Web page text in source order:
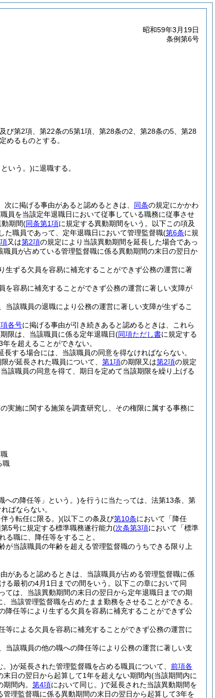
昭和59年3月19日
条例第6号
び第2項、第22条の5第1項、第28条の2、第28条の5、第28
めるものとする。
いう。)に退職する。
に掲げる事由があると認めるときは、 同条の規定にかかわ
員を当該定年退職日において従事している職務に従事させ
期間(同条第1項に規定する異動期間をいう。以下この項及
た職員であって、定年退職日において管理監督職(第6条に規
又は第2項の規定により当該異動期間を延長した場合であっ
員が占めている管理監督職に係る異動期間の末日の翌日か
生ずる欠員を容易に補充することができず公務の運営に著
を容易に補充することができず公務の運営に著しい支障が
該職員の退職により公務の運営に著しい支障が生ずるこ
各号に掲げる事由が引き続きあると認めるときは、これら
限は、当該職員に係る定年退職日(同項ただし書に規定する
を超えることができない。
長する場合には、当該職員の同意を得なければならない。
が延長された職員について、 第1項の期限又は第2項の規定
該職員の同意を得て、期日を定めて当該期限を繰り上げる
実施に関する施策を調査研究し、その権限に属する事務に
職
への降任等」という。)を行うに当たっては、法第13条、第
ばならない。
う転任に限る。)(以下この条及び第10条において「降任
5号に規定する標準職務遂行能力(次条第3項において「標準
職に、降任等をすること。
が当該職員の年齢を超える管理監督職のうちできる限り上
があると認めるときは、当該職員が占める管理監督職に係
最初の4月1日までの間をいう。以下この章において同
ては、当該異動期間の末日の翌日から定年退職日までの期
当該管理監督職を占めたまま勤務をさせることができる。
降任等により生ずる欠員を容易に補充することができず公
による欠員を容易に補充することができず公務の運営に
該職員の他の職への降任等により公務の運営に著しい支
。)が延長された管理監督職を占める職員について、 前項各
日の翌日から起算して1年を超えない期間内(当該期間内に
間内。 第4項において同じ。)で延長された当該異動期間を
理監督職に係る異動期間の末日の翌日から起算して3年を